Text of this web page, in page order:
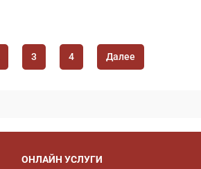
3 4 Далее
ОНЛАЙН УСЛУГИ